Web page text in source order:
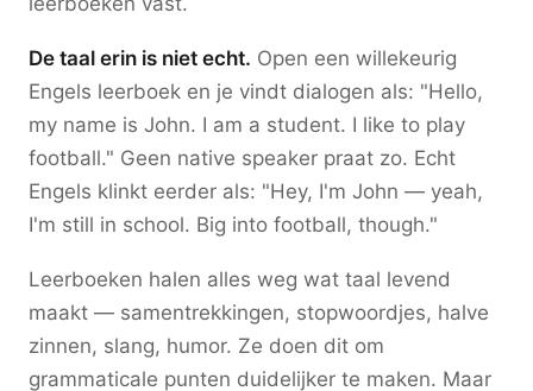
De taal erin is niet echt. Open een willekeurig
Engels leerboek en je vindt dialogen als: "Hello,
my name is John. I am a student. I like to play
football." Geen native speaker praat zo. Echt
Engels klinkt eerder als: "Hey, I'm John — yeah,
I'm still in school. Big into football, though."
Leerboeken halen alles weg wat taal levend
maakt — samentrekkingen, stopwoordjes, halve
zinnen, slang, humor. Ze doen dit om
grammaticale punten duidelijker te maken. Maar